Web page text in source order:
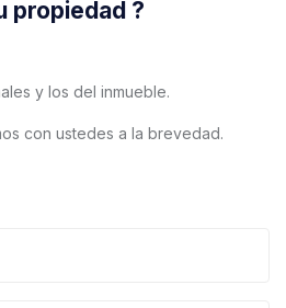
propiedad ?
y los del inmueble.
con ustedes a la brevedad.